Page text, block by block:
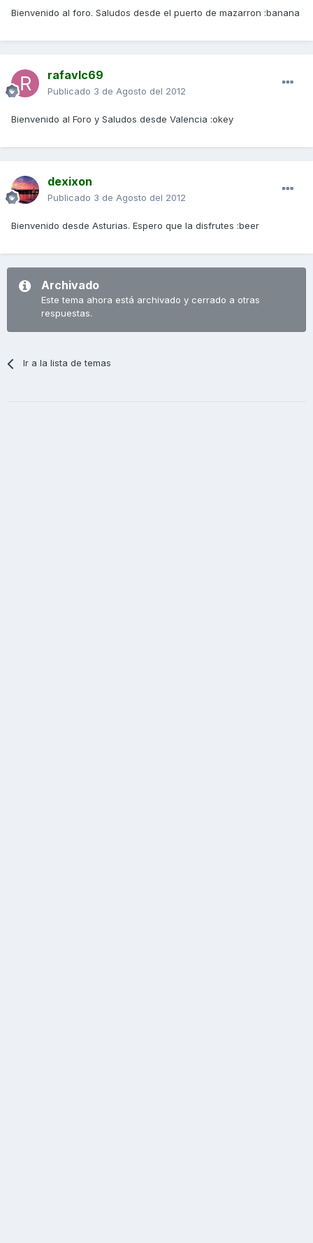
Bienvenido al foro. Saludos desde el puerto de mazarron :banana
rafavlc69
Publicado 3 de Agosto del 2012
Bienvenido al Foro y Saludos desde Valencia :okey
dexixon
Publicado 3 de Agosto del 2012
Bienvenido desde Asturias. Espero que la disfrutes :beer
Archivado
Este tema ahora está archivado y cerrado a otras
respuestas.
Ir a la lista de temas